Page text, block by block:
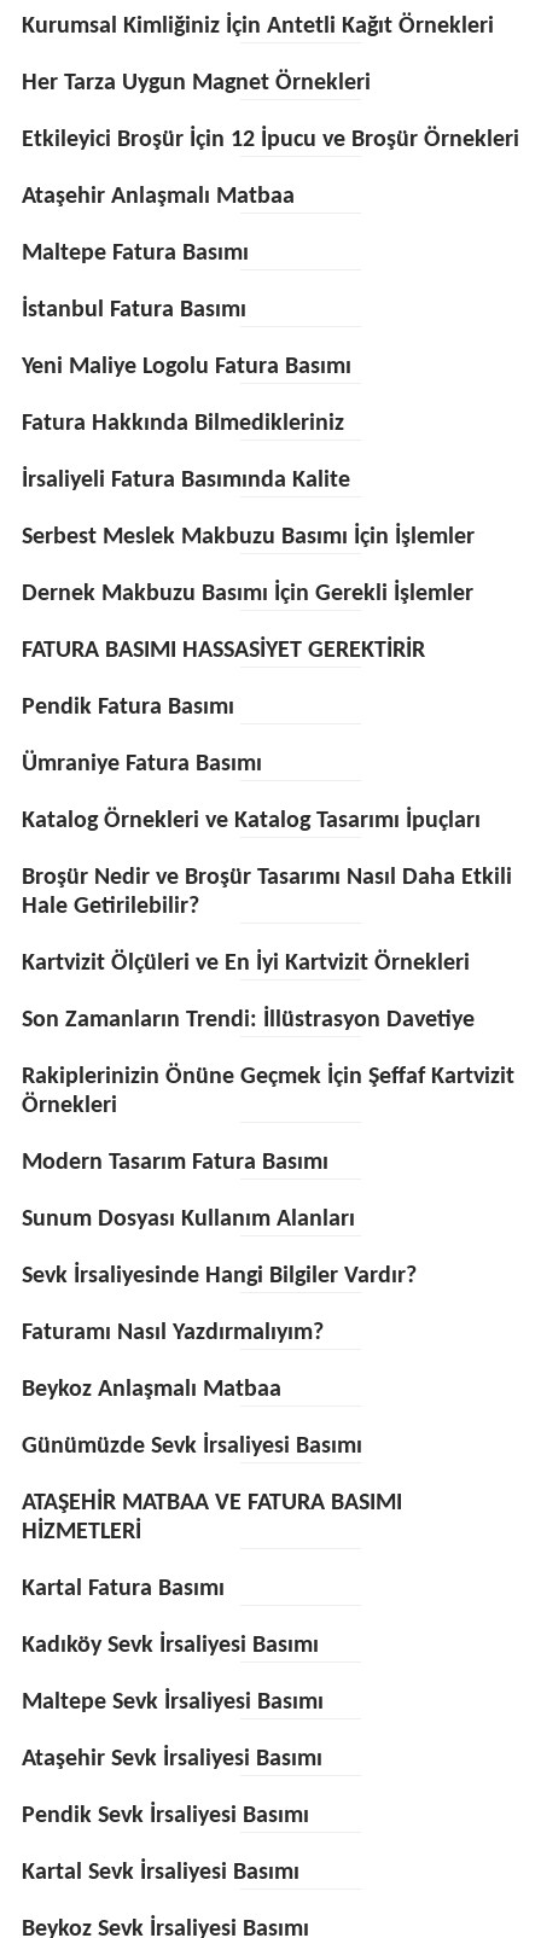
Kurumsal Kimliğiniz İçin Antetli Kağıt Örnekleri
Her Tarza Uygun Magnet Örnekleri
Etkileyici Broşür İçin 12 İpucu ve Broşür Örnekleri
Ataşehir Anlaşmalı Matbaa
Maltepe Fatura Basımı
İstanbul Fatura Basımı
Yeni Maliye Logolu Fatura Basımı
Fatura Hakkında Bilmedikleriniz
İrsaliyeli Fatura Basımında Kalite
Serbest Meslek Makbuzu Basımı İçin İşlemler
Dernek Makbuzu Basımı İçin Gerekli İşlemler
FATURA BASIMI HASSASİYET GEREKTİRİR
Pendik Fatura Basımı
Ümraniye Fatura Basımı
Katalog Örnekleri ve Katalog Tasarımı İpuçları
Broşür Nedir ve Broşür Tasarımı Nasıl Daha Etkili
Hale Getirilebilir?
Kartvizit Ölçüleri ve En İyi Kartvizit Örnekleri
Son Zamanların Trendi: İllüstrasyon Davetiye
Rakiplerinizin Önüne Geçmek İçin Şeffaf Kartvizit
Örnekleri
Modern Tasarım Fatura Basımı
Sunum Dosyası Kullanım Alanları
Sevk İrsaliyesinde Hangi Bilgiler Vardır?
Faturamı Nasıl Yazdırmalıyım?
Beykoz Anlaşmalı Matbaa
Günümüzde Sevk İrsaliyesi Basımı
ATAŞEHİR MATBAA VE FATURA BASIMI
HİZMETLERİ
Kartal Fatura Basımı
Kadıköy Sevk İrsaliyesi Basımı
Maltepe Sevk İrsaliyesi Basımı
Ataşehir Sevk İrsaliyesi Basımı
Pendik Sevk İrsaliyesi Basımı
Kartal Sevk İrsaliyesi Basımı
Beykoz Sevk İrsaliyesi Basımı